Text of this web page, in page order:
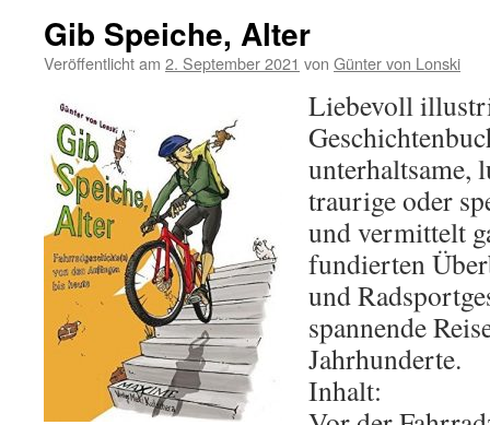
Gib Speiche, Alter
Veröffentlicht am 2. September 2021 von Günter von Lonski
Liebevoll
unterhaltsame,
traurige oder
und vermittelt
fundierten
und
spannende
Jahrhunderte.
Inhalt: